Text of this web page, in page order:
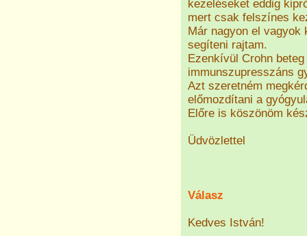
kezeléseket eddig
mert csak felszínes
Már nagyon el vagyok
segíteni rajtam.
Ezenkívül Crohn
immunszupresszáns
Azt szeretném
előmozdítani a
Előre is köszönöm
Üdvözlettel
Válasz
Kedves István!